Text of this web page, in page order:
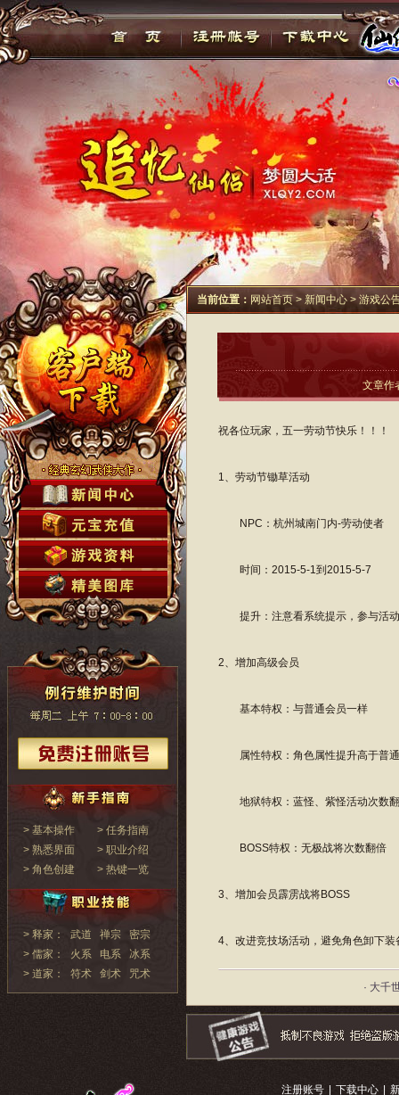
> 基本操作
> 任务指南
> 熟悉界面
> 职业介绍
> 角色创建
> 热键一览
> 释家： 武道 禅宗
密宗
> 儒家：
火系 电系
冰系
> 道家：
符术 剑术 咒术
当前位置： 网站首页> 新闻中心 > 游戏公
文章
祝各位玩家，五一劳动节快乐！！！
1、劳动节锄草活动
NPC：杭州城南门内-劳动使者
时间：2015-5-1到2015-5-7
提升：注意看系统提示，参与活
2、增加高级会员
基本特权：与普通会员一样
属性特权：角色属性提升高于普
地狱特权：蓝怪、紫怪活动次数
BOSS特权：无极战将次数翻倍
3、增加会员霹雳战将BOSS
4、改进竞技场活动，避免角色卸下
· 大千
注册账号 下载中心